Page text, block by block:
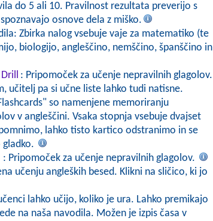
do 5 ali 10. Pravilnost rezultata preverijo s
osnove dela z miško.
Zbirka nalog vsebuje vaje za matematiko (te
biologijo, angleščino, nemščino, španščino in
: Pripomoček za učenje nepravilnih glagolov.
učitelj pa si učne liste lahko tudi natisne.
so namenjene memoriranju
v angleščini. Vsaka stopnja vsebuje dvajset
lahko tisto kartico odstranimo in se
gladko.
: Pripomoček za učenje nepravilnih glagolov.
učenju angleških besed. Klikni na sličico, ki jo
lahko učijo, koliko je ura. Lahko premikajo
na naša navodila. Možen je izpis časa v